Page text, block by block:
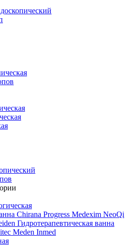
Chirana Progress Medexim NeoQi
Гидротерапевтическая ванна
Meden Inmed